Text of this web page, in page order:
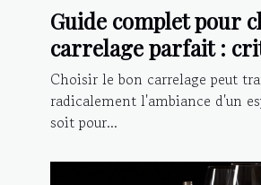
Guide complet pour
carrelage parfait :
conseils d'installation
Choisir le bon carrelage peut
radicalement l'ambiance d'un
soit pour...